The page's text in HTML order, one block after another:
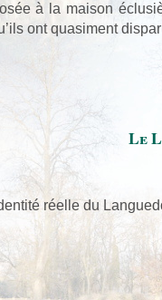
à la maison
ont quasiment
Le
réelle du